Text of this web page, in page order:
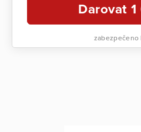
Darovat
zabezpečeno